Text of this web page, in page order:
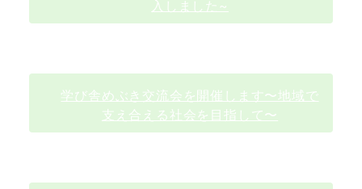
入しました~
学び舎めぶき交流会を開催します〜地域で
支え合える社会を目指して〜